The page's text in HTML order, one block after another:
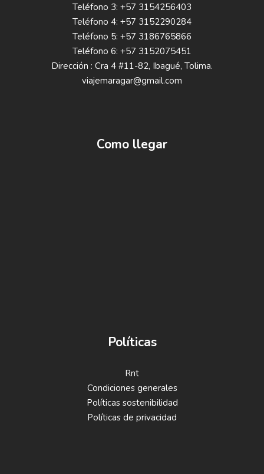
Teléfono 3: +57 3154256403
Teléfono 4: +57 3152290284
Teléfono 5: +57 3186765866
Teléfono 6: +57 3152075451
Dirección : Cra 4 #11-82, Ibagué, Tolima.
viajemaragar@gmail.com
Como llegar
Políticas
Rnt
Condiciones generales
Políticas sostenibilidad
Políticas de privacidad